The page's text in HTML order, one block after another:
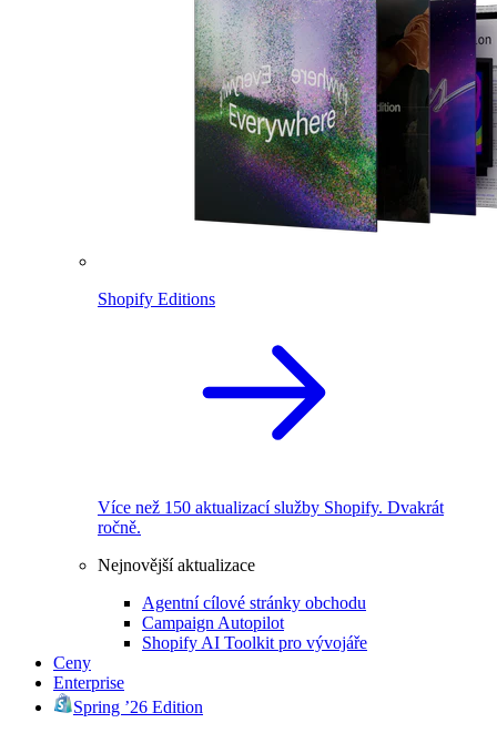
Shopify Editions
Více než 150 aktualizací služby Shopify. Dvakrát
ročně.
Nejnovější aktualizace
Agentní cílové stránky obchodu
Campaign Autopilot
Shopify AI Toolkit pro vývojáře
Ceny
Enterprise
Spring ’26 Edition